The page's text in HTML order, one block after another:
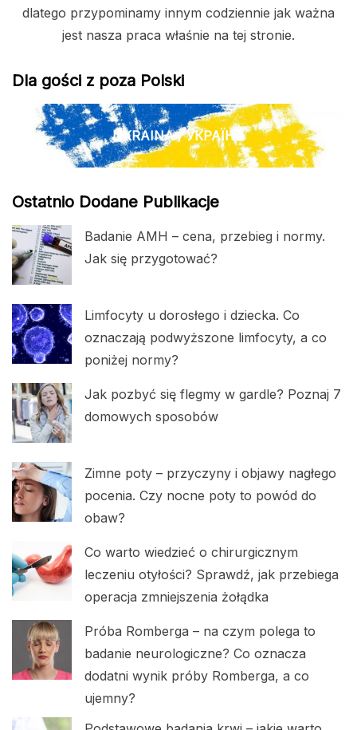
dlatego przypominamy innym codziennie jak ważna
jest nasza praca właśnie na tej stronie.
Dla gości z poza Polski
UKRAINA / УКРАЇНА
Ostatnio Dodane Publikacje
Badanie AMH – cena, przebieg i normy.
Jak się przygotować?
Limfocyty u dorosłego i dziecka. Co
oznaczają podwyższone limfocyty, a co
poniżej normy?
Jak pozbyć się flegmy w gardle? Poznaj 7
domowych sposobów
Zimne poty – przyczyny i objawy nagłego
pocenia. Czy nocne poty to powód do
obaw?
Co warto wiedzieć o chirurgicznym
leczeniu otyłości? Sprawdź, jak przebiega
operacja zmniejszenia żołądka
Próba Romberga – na czym polega to
badanie neurologiczne? Co oznacza
dodatni wynik próby Romberga, a co
ujemny?